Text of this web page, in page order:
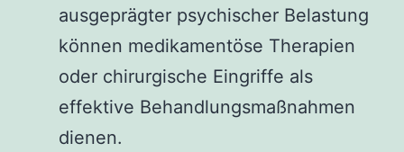
ausgeprägter psychischer Belastung
können medikamentöse Therapien
oder chirurgische Eingriffe als
effektive Behandlungsmaßnahmen
dienen.